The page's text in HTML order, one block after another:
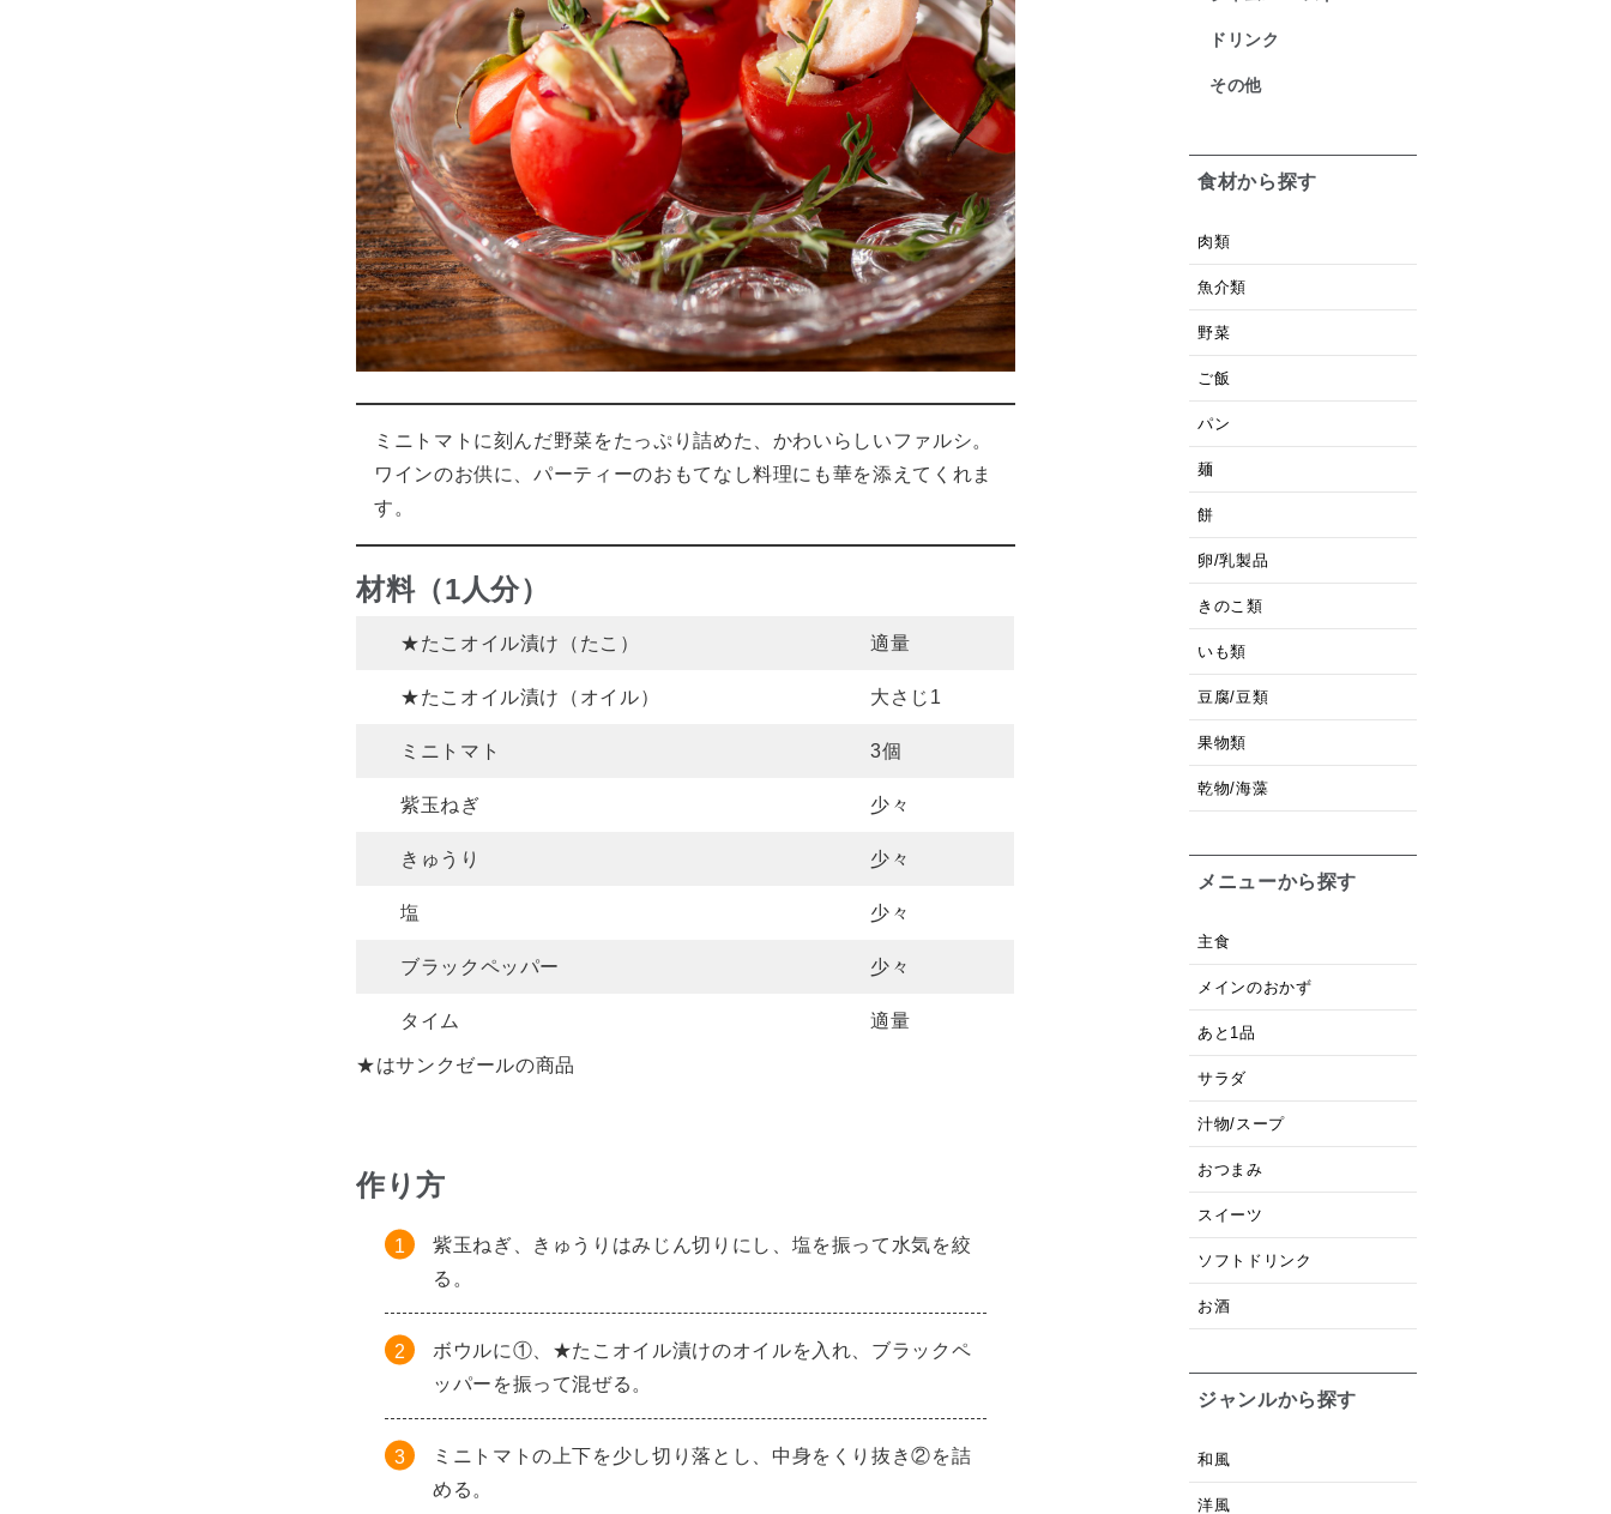
ミニトマトに刻んだ野菜をたっぷり詰めた、かわいらしいファルシ。
ワインのお供に、パーティーのおもてなし料理にも華を添えてくれま
す。
材料（1人分）
★たこオイル漬け（たこ） 適量
★たこオイル漬け（オイル） 大さじ1
ミニトマト 3個
紫玉ねぎ 少々
きゅうり 少々
塩 少々
ブラックペッパー 少々
タイム 適量
★はサンクゼールの商品
作り方
紫玉ねぎ、きゅうりはみじん切りにし、塩を振って水気を絞
る。
ボウルに①、★たこオイル漬けのオイルを入れ、ブラックペ
ッパーを振って混ぜる。
ミニトマトの上下を少し切り落とし、中身をくり抜き②を詰
める。
ドリンク
その他
食材から探す
肉類
魚介類
野菜
ご飯
パン
麺
餅
卵/乳製品
きのこ類
いも類
豆腐/豆類
果物類
乾物/海藻
メニューから探す
主食
メインのおかず
あと1品
サラダ
汁物/スープ
おつまみ
スイーツ
ソフトドリンク
お酒
ジャンルから探す
和風
洋風